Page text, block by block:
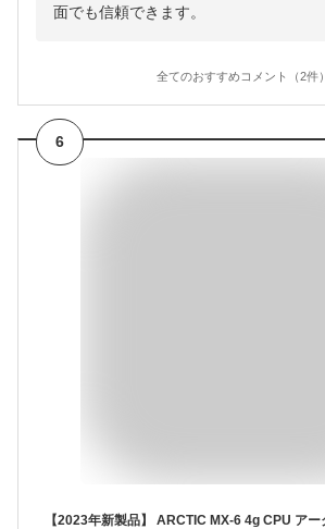
面でも信頼できます。
全てのおすすめコメント（2件）
6